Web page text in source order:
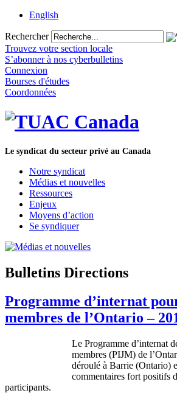
English
Rechercher
Trouvez votre section locale
S’abonner à nos cyberbulletins
Connexion
Bourses d'études
Coordonnées
Le syndicat du secteur privé au Canada
Notre syndicat
Médias et nouvelles
Ressources
Enjeux
Moyens d’action
Se syndiquer
Bulletins Directions
Programme d’internat
membres de l’Ontario –
Le Programme d’internat
membres (PIJM) de
déroulé à Barrie (Ontario)
commentaires fort positifs
participants.